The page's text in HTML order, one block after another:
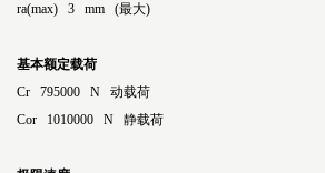
ra(max) 3 mm (最大)
基本额定载荷
Cr 795000 N 动载荷
Cor 1010000 N 静载荷